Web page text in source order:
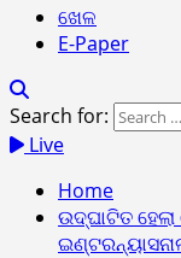
ଖେଳ
E-Paper
Search for:
Live
Home
ଉଦ୍ଘାଟିତ ହେଲା